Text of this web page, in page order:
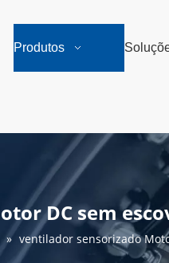
Produtos
DC sem
» ventilador sensorizado